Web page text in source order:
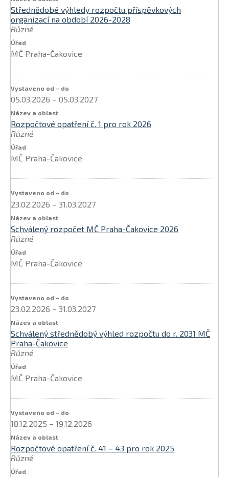
Střednědobé výhledy rozpočtu příspěvkových
organizací na období 2026-2028
Různé
MČ Praha-Čakovice
05.03.2026 – 05.03.2027
Rozpočtové opatření č. 1 pro rok 2026
Různé
MČ Praha-Čakovice
23.02.2026 – 31.03.2027
Schválený rozpočet MČ Praha-Čakovice 2026
Různé
MČ Praha-Čakovice
23.02.2026 – 31.03.2027
Schválený střednědobý výhled rozpočtu do r. 2031 MČ
Praha-Čakovice
Různé
MČ Praha-Čakovice
18.12.2025 – 19.12.2026
Rozpočtové opatření č. 41 – 43 pro rok 2025
Různé